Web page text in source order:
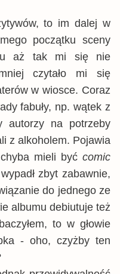
to im dalej w
początku sceny
aż tak mi się nie
czytało mi się
w wiosce. Coraz
fabuły, np. wątek z
autorzy na potrzeby
z alkoholem. Pojawia
mieli być comic
zbyt zabawnie,
do jednego ze
albumu debiutuje też
to w głowie
- oho, czyżby ten